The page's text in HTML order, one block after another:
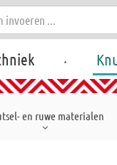
.
en ruwe materialen